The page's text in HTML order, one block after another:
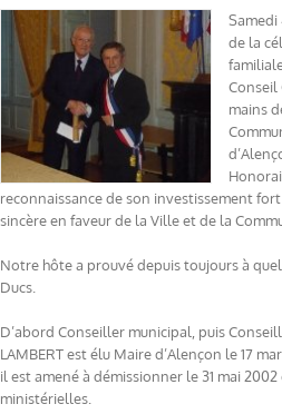
Samedi
de la
Conseil
mains
reconnaissance de son investissement
sincère en faveur de la Ville et de la
Notre hôte a prouvé depuis toujours à
Ducs.
D’abord Conseiller municipal, puis
LAMBERT est élu Maire d’Alençon le 17
il est amené à démissionner le 31 mai
ministérielles.